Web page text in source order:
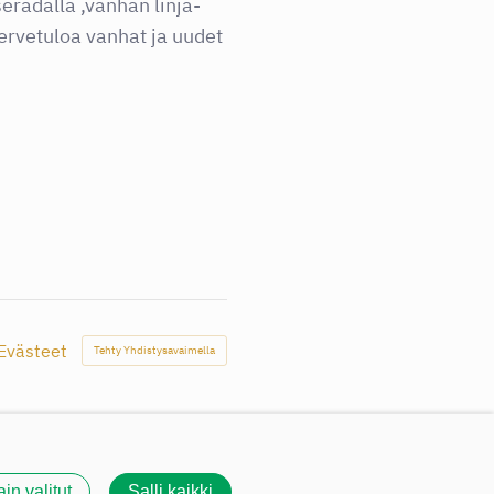
vanhat ja uudet
Tehty Yhdistysavaimella